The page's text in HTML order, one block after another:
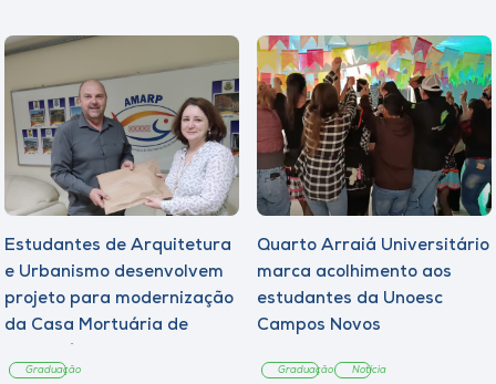
Estudantes de Arquitetura
e Urbanismo desenvolvem
projeto para modernização
da Casa Mortuária de
Graduação
Quarto Arraiá Universitário
marca acolhimento aos
estudantes da Unoesc
Campos Novos
Graduação Notícia